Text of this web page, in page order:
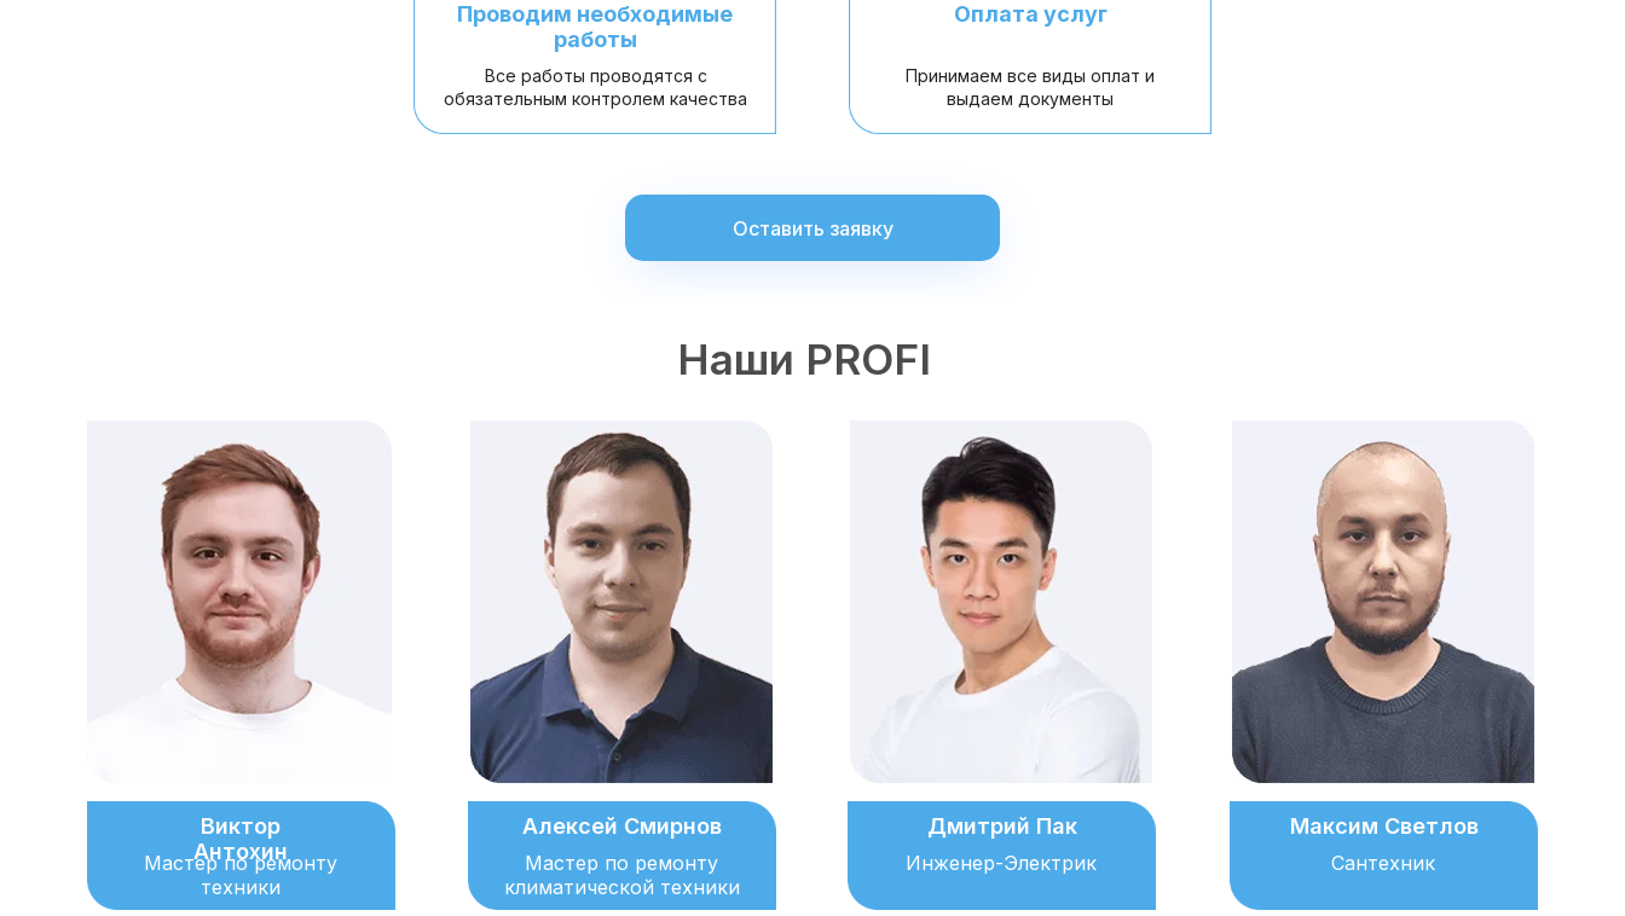
Проводим необходимые
работы
Все работы проводятся с
обязательным контролем качества
Оплата услуг
Принимаем все виды оплат и
выдаем документы
Оставить заявку
Наши PROFI
Виктор
Антохин
Мастер по ремонту
техники
Алексей Смирнов
Мастер по ремонту
климатической техники
Дмитрий Пак
Инженер-Электрик
Максим Светлов
Сантехник